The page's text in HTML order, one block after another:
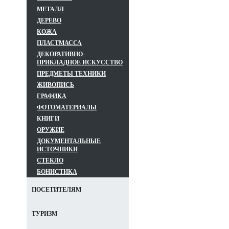
МЕТАЛЛ
ДЕРЕВО
КОЖА
ПЛАСТМАССА
ДЕКОРАТИВНО-
ПРИКЛАДНОЕ ИСКУССТВО
ПРЕДМЕТЫ ТЕХНИКИ
ЖИВОПИСЬ
ГРАФИКА
ФОТОМАТЕРИАЛЫ
КНИГИ
ОРУЖИЕ
ДОКУМЕНТАЛЬНЫЕ
ИСТОЧНИКИ
СТЕКЛО
БОНИСТИКА
ПОСЕТИТЕЛЯМ
ТУРИЗМ